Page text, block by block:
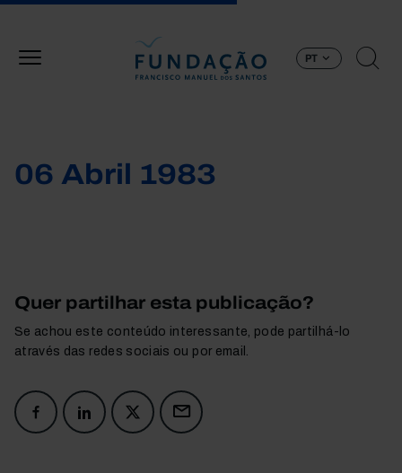
PT
06 Abril 1983
Quer partilhar esta publicação?
Se achou este conteúdo interessante, pode partilhá-lo
através das redes sociais ou por email.